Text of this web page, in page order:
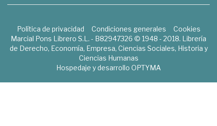
Política de privacidad Condiciones generales
Cookies
Marcial Pons Librero S.L. - B82947326 © 1948 - 2018. Librería
de Derecho, Economía, Empresa, Ciencias Sociales, Historia y
Ciencias Humanas
Hospedaje y desarrollo OPTYMA